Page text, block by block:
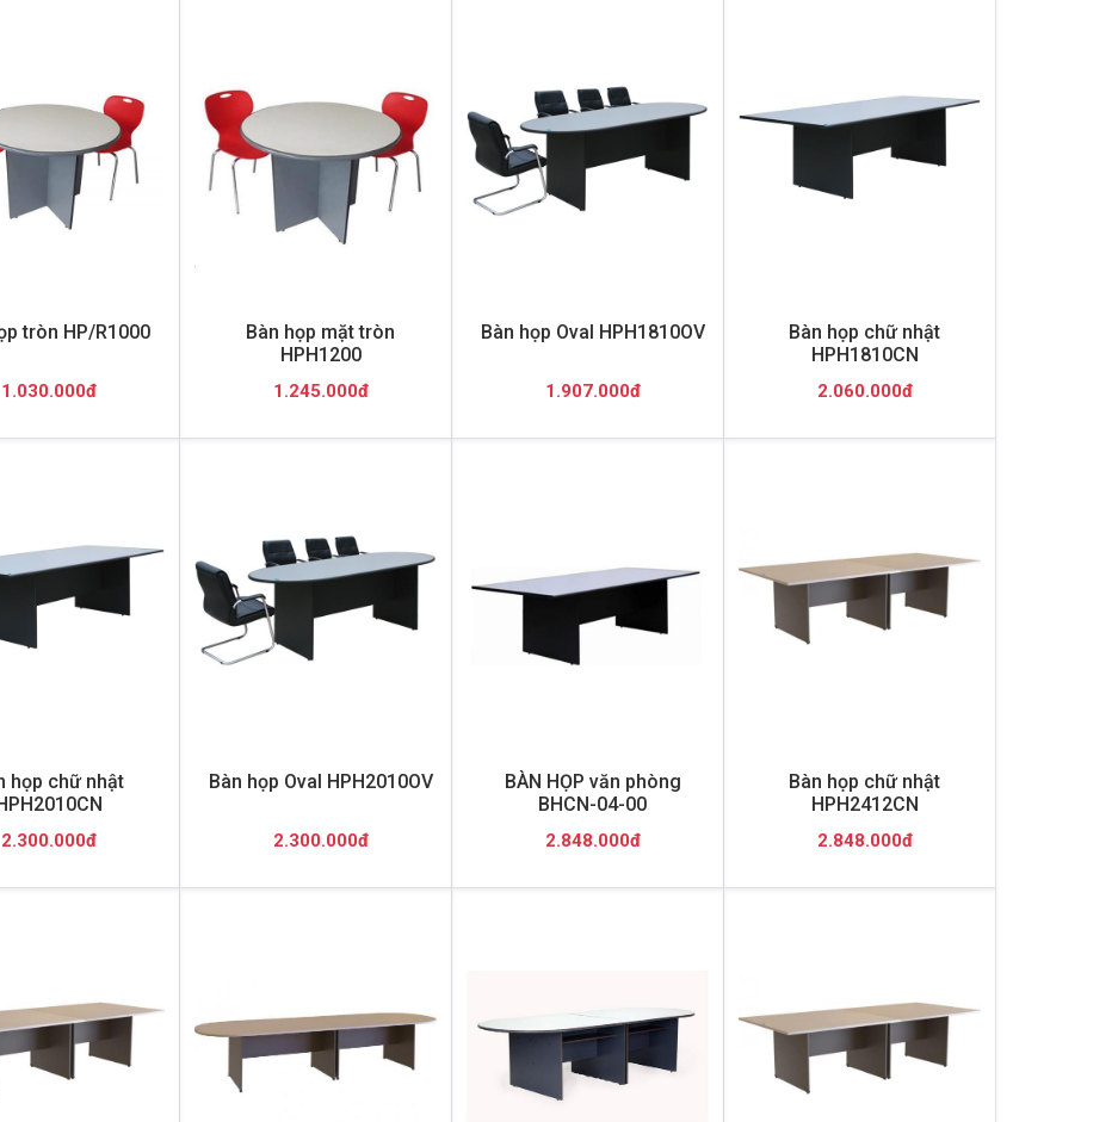
tròn HP/R1000
1.030.000đ
Bàn họp mặt tròn
HPH1200
1.245.000đ
Bàn họp Oval HPH1810OV
1.907.000đ
Bàn họp chữ nhật
HPH1810CN
2.060.000đ
họp chữ nhật
2.300.000đ
Bàn họp Oval HPH2010OV
2.300.000đ
BÀN HỌP văn phòng
BHCN-04-00
2.848.000đ
Bàn họp chữ nhật
HPH2412CN
2.848.000đ